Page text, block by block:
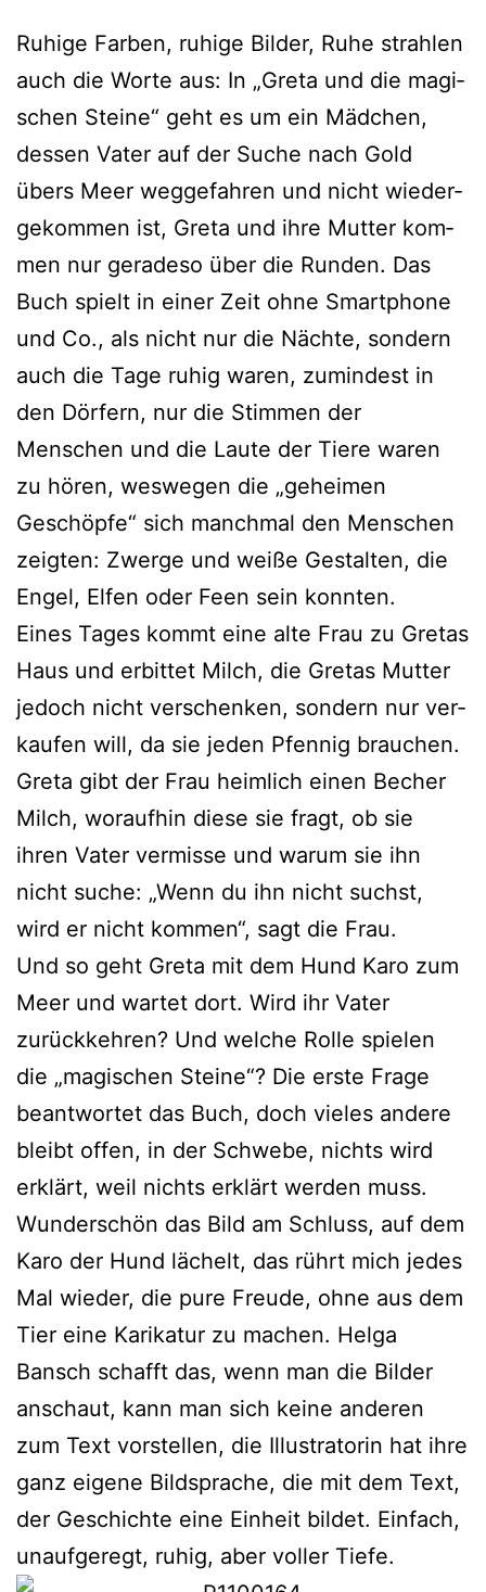
Ruhige Farben, ruhi­ge Bilder, Ruhe strah­len
auch die Worte aus: In „Greta und die magi­
schen Steine“ geht es um ein Mädchen,
des­sen Vater auf der Suche nach Gold
übers Meer weg­ge­fah­ren und nicht wie­der­
ge­kom­men ist, Greta und ihre Mutter kom­
men nur gera­de­so über die Runden. Das
Buch spielt in einer Zeit ohne Smartphone
und Co., als nicht nur die Nächte, son­dern
auch die Tage ruhig waren, zumin­dest in
den Dörfern, nur die Stimmen der
Menschen und die Laute der Tiere waren
zu hören, wes­we­gen die „gehei­men
Geschöpfe“ sich manch­mal den Menschen
zeig­ten: Zwerge und wei­ße Gestalten, die
Engel, Elfen oder Feen sein konnten.
Eines Tages kommt eine alte Frau zu Gretas
Haus und erbit­tet Milch, die Gretas Mutter
jedoch nicht ver­schen­ken, son­dern nur ver­
kau­fen will, da sie jeden Pfennig brau­chen.
Greta gibt der Frau heim­lich einen Becher
Milch, wor­auf­hin die­se sie fragt, ob sie
ihren Vater ver­mis­se und war­um sie ihn
nicht suche: „Wenn du ihn nicht suchst,
wird er nicht kom­men“, sagt die Frau.
Und so geht Greta mit dem Hund Karo zum
Meer und war­tet dort. Wird ihr Vater
zurück­keh­ren? Und wel­che Rolle spie­len
die „magi­schen Steine“? Die ers­te Frage
beant­wor­tet das Buch, doch vie­les ande­re
bleibt offen, in der Schwebe, nichts wird
erklärt, weil nichts erklärt wer­den muss.
Wunderschön das Bild am Schluss, auf dem
Karo der Hund lächelt, das rührt mich jedes
Mal wie­der, die pure Freude, ohne aus dem
Tier eine Karikatur zu machen. Helga
Bansch schafft das, wenn man die Bilder
anschaut, kann man sich kei­ne ande­ren
zum Text vor­stel­len, die Illustratorin hat ihre
ganz eige­ne Bildsprache, die mit dem Text,
der Geschichte eine Einheit bil­det. Einfach,
unauf­ge­regt, ruhig, aber vol­ler Tiefe.